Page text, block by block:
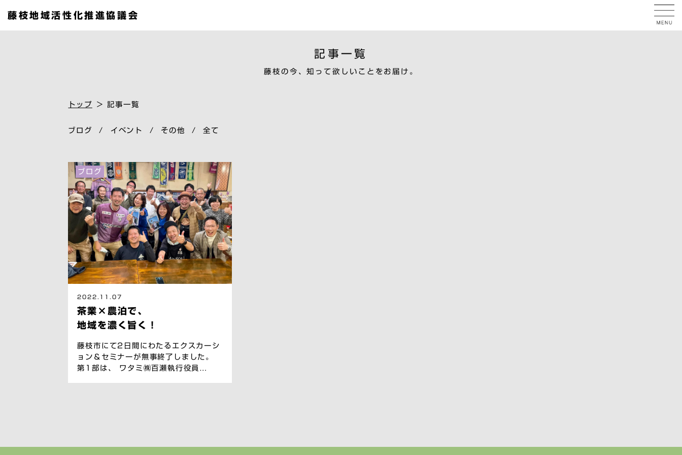
to
the
藤枝地域活性化推進協議会
記事一覧
藤枝の今、知って欲しいことをお届け。
トップ ＞ 記事一覧
ブログ / イベント / その他 /全て
ブログ
2022.11.07
茶業×農泊で、
地域を濃く旨く！
藤枝市にて2日間にわたるエクスカーシ
ョン＆セミナーが無事終了しました。
第1部は、 ワタミ㈱百瀬執行役員
しました。 いよいよ、藤枝地域活性化